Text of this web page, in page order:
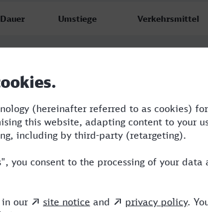
Dauer Umstiege Verkehrsmittel
3 RE,ICE,ALX
12:47 4 RB,RE,ICE,ALX